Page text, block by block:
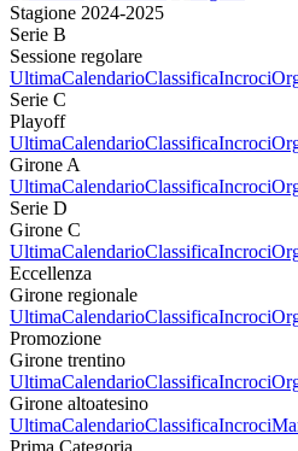
Stagione 2024-2025
Serie B
Sessione regolare
UltimaCalendarioClassificaIncroci
Serie C
Playoff
UltimaCalendarioClassificaIncroci
Girone A
UltimaCalendarioClassificaIncroci
Serie D
Girone C
UltimaCalendarioClassificaIncroci
Eccellenza
Girone regionale
UltimaCalendarioClassificaIncroci
Promozione
Girone trentino
UltimaCalendarioClassificaIncroci
Girone altoatesino
UltimaCalendarioClassificaIncroci
Prima Categoria